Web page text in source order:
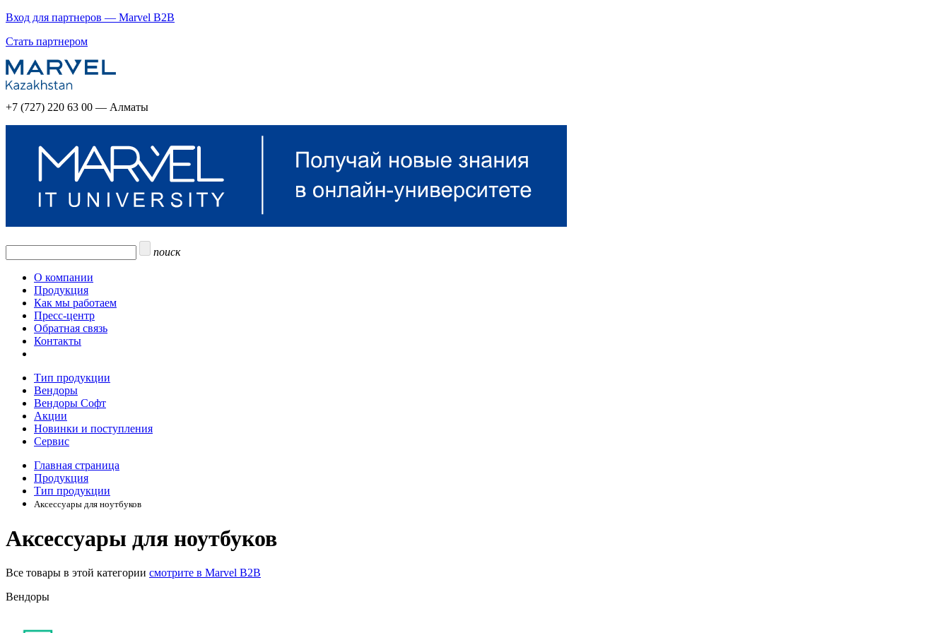
Вход для партнеров — Marvel B2B
Стать партнером
+7 (727) 220 63 00 — Алматы
поиск
О компании
Продукция
Как мы работаем
Пресс-центр
Обратная связь
Контакты
Тип продукции
Вендоры
Вендоры Софт
Акции
Новинки и поступления
Сервис
Главная страница
Продукция
Тип продукции
Аксессуары для ноутбуков
Аксессуары для ноутбуков
Все товары в этой категории смотрите в Marvel B2B
Вендоры